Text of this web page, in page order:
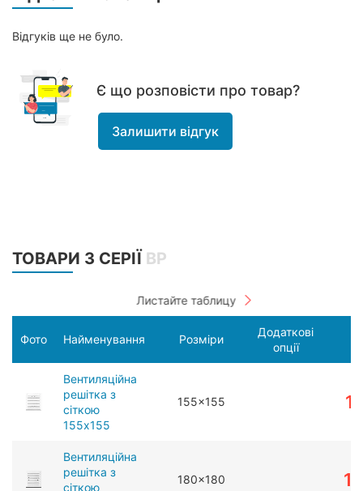
Відгуків ще не було.
Є що розповісти про товар?
Залишити відгук
ТОВАРИ З СЕРІЇ ВР
Фото Найменування Розміри
Додаткові
опції
Вентиляційна
решітка з
сіткою
155x155
155x155
Вентиляційна
решітка з
сіткою
180x180